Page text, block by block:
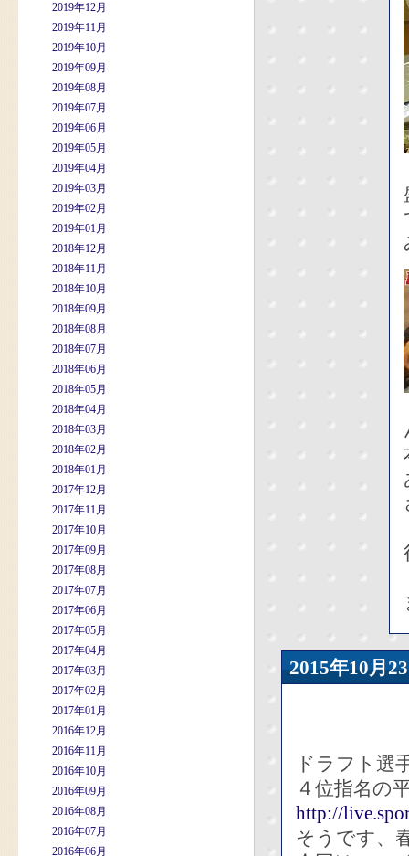
2019年12月
2019年11月
2019年10月
2019年09月
2019年08月
2019年07月
2019年06月
2019年05月
2019年04月
2019年03月
2019年02月
2019年01月
2018年12月
2018年11月
2018年10月
2018年09月
2018年08月
2018年07月
2018年06月
2018年05月
2018年04月
2018年03月
2018年02月
2018年01月
2017年12月
2017年11月
2017年10月
2017年09月
2017年08月
2017年07月
2017年06月
2017年05月
2017年04月
2017年03月
2017年02月
2017年01月
2016年12月
2016年11月
2016年10月
2016年09月
2016年08月
2016年07月
2016年06月
2015年10
ドラフト選
４位指名の
http://
そうです、